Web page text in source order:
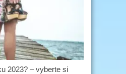
2023? – vyberte si